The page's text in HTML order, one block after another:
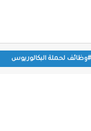
#وظائف لحملة البكالوريوس